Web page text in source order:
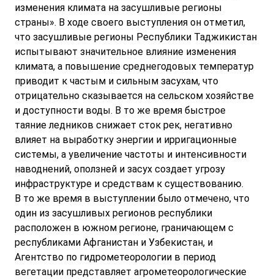
изменения климата на засушливые регионы
страны». В ходе своего выступления он отметил,
что засушливые регионы Республики Таджикистан
испытывают значительное влияние изменения
климата, а повышение среднегодовых температур
приводит к частым и сильным засухам, что
отрицательно сказывается на сельском хозяйстве
и доступности воды. В то же время быстрое
таяние ледников снижает сток рек, негативно
влияет на выработку энергии и ирригационные
системы, а увеличение частоты и интенсивности
наводнений, оползней и засух создает угрозу
инфраструктуре и средствам к существованию.
В то же время в выступлении было отмечено, что
один из засушливых регионов республики
расположен в южном регионе, граничающем с
республиками Афганистан и Узбекистан, и
Агентство по гидрометеорологии в период
вегетации представляет агрометеорологические